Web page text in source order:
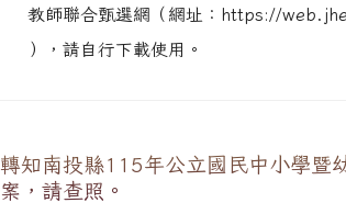
教師聯合甄選網（網址：https://
），請自行下載使用。
轉知南投縣115年公立國民中小學暨
案，請查照。